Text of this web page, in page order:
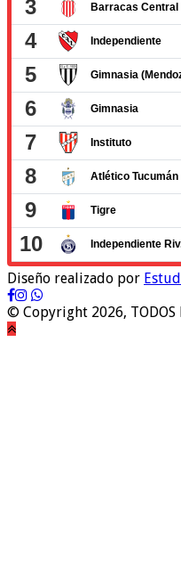
Diseño realizado por
© Copyright 2026, TODOS